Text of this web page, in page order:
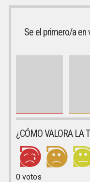
Se el primero/a en
¿CÓMO VALORA LA
0votos